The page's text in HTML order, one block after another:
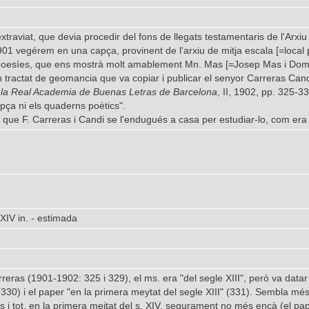
que devia procedir del fons de llegats testamentaris de
vegérem en una capça, provinent de l'arxiu de mitja escala
que ens mostrà molt amablement Mn. Mas [=Josep Mas i
tractat de geomancia que va copiar i publicar el senyor Carreras
Real Academia de Buenas Letras de Barcelona, II, 1902, pp. 325-
ni els quaderns poètics".
que F. Carreras i Candi se l'endugués a casa per estudiar-lo, com
in. - estimada
(1901-1902: 325 i 329), el ms. era "del segle XIII", però va
i el paper "en la primera meytat del segle XIII" (331). Sembla
i tot, en la primera meitat del s. XIV, segurament no més ençà (el